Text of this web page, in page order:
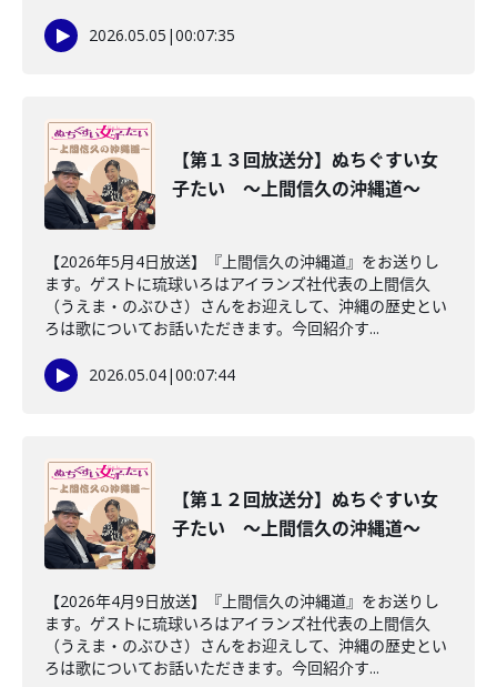
2026.05.05 |00:07:35
【第１３回放送分】ぬちぐすい女
子たい ～上間信久の沖縄道～
【2026年5月4日放送】『上間信久の沖縄道』をお送りし
ます。ゲストに琉球いろはアイランズ社代表の上間信久
（うえま・のぶひさ）さんをお迎えして、沖縄の歴史とい
ろは歌についてお話いただきます。今回紹介す...
2026.05.04|00:07:44
【第１２回放送分】ぬちぐすい女
子たい ～上間信久の沖縄道～
【2026年4月9日放送】『上間信久の沖縄道』をお送りし
ます。ゲストに琉球いろはアイランズ社代表の上間信久
（うえま・のぶひさ）さんをお迎えして、沖縄の歴史とい
ろは歌についてお話いただきます。今回紹介す...